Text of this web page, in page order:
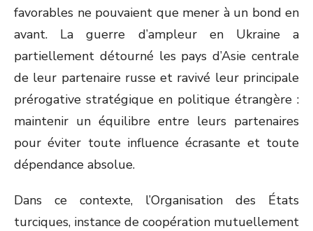
favorables ne pouvaient que mener à un bond en
avant. La guerre d’ampleur en Ukraine a
partiellement détourné les pays d’Asie centrale
de leur partenaire russe et ravivé leur principale
prérogative stratégique en politique étrangère :
maintenir un équilibre entre leurs partenaires
pour éviter toute influence écrasante et toute
dépendance absolue.
Dans ce contexte, l’Organisation des États
turciques, instance de coopération mutuellement